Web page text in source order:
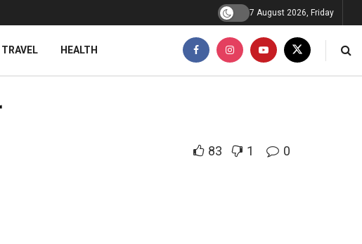
7 August 2026, Friday
TRAVEL HEALTH
83 1 0